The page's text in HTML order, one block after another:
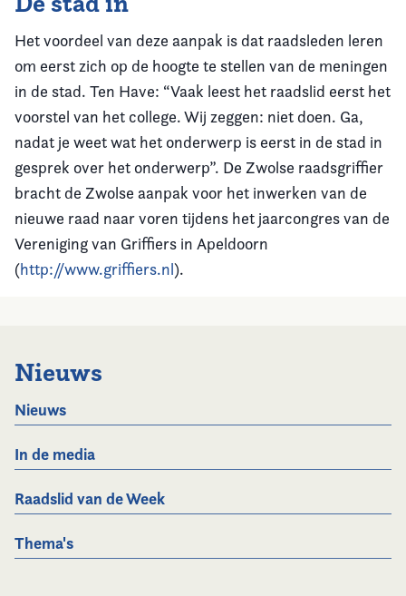
Het voordeel van deze aanpak is dat raadsleden leren
om eerst zich op de hoogte te stellen van de meningen
in de stad. Ten Have: “Vaak leest het raadslid eerst het
voorstel van het college. Wij zeggen: niet doen. Ga,
nadat je weet wat het onderwerp is eerst in de stad in
gesprek over het onderwerp”. De Zwolse raadsgriffier
bracht de Zwolse aanpak voor het inwerken van de
nieuwe raad naar voren tijdens het jaarcongres van de
Vereniging van Griffiers in Apeldoorn
(http://www.griffiers.nl).
Nieuws
Nieuws
In de media
Raadslid van de Week
Thema's